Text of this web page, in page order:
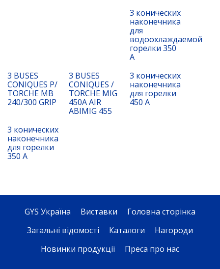
3 конических
наконечника
для
водоохлаждаемой
горелки 350
А
3 BUSES
CONIQUES P/
TORCHE MB
240/300 GRIP
3 BUSES
CONIQUES /
TORCHE MIG
450A AIR
ABIMIG 455
3 конических
наконечника
для горелки
450 A
3 конических
наконечника
для горелки
350 A
GYS Україна Виставки
Головна сторінка
Загальні відомості
Каталоги
Нагороди
Новинки продукції
Преса про нас